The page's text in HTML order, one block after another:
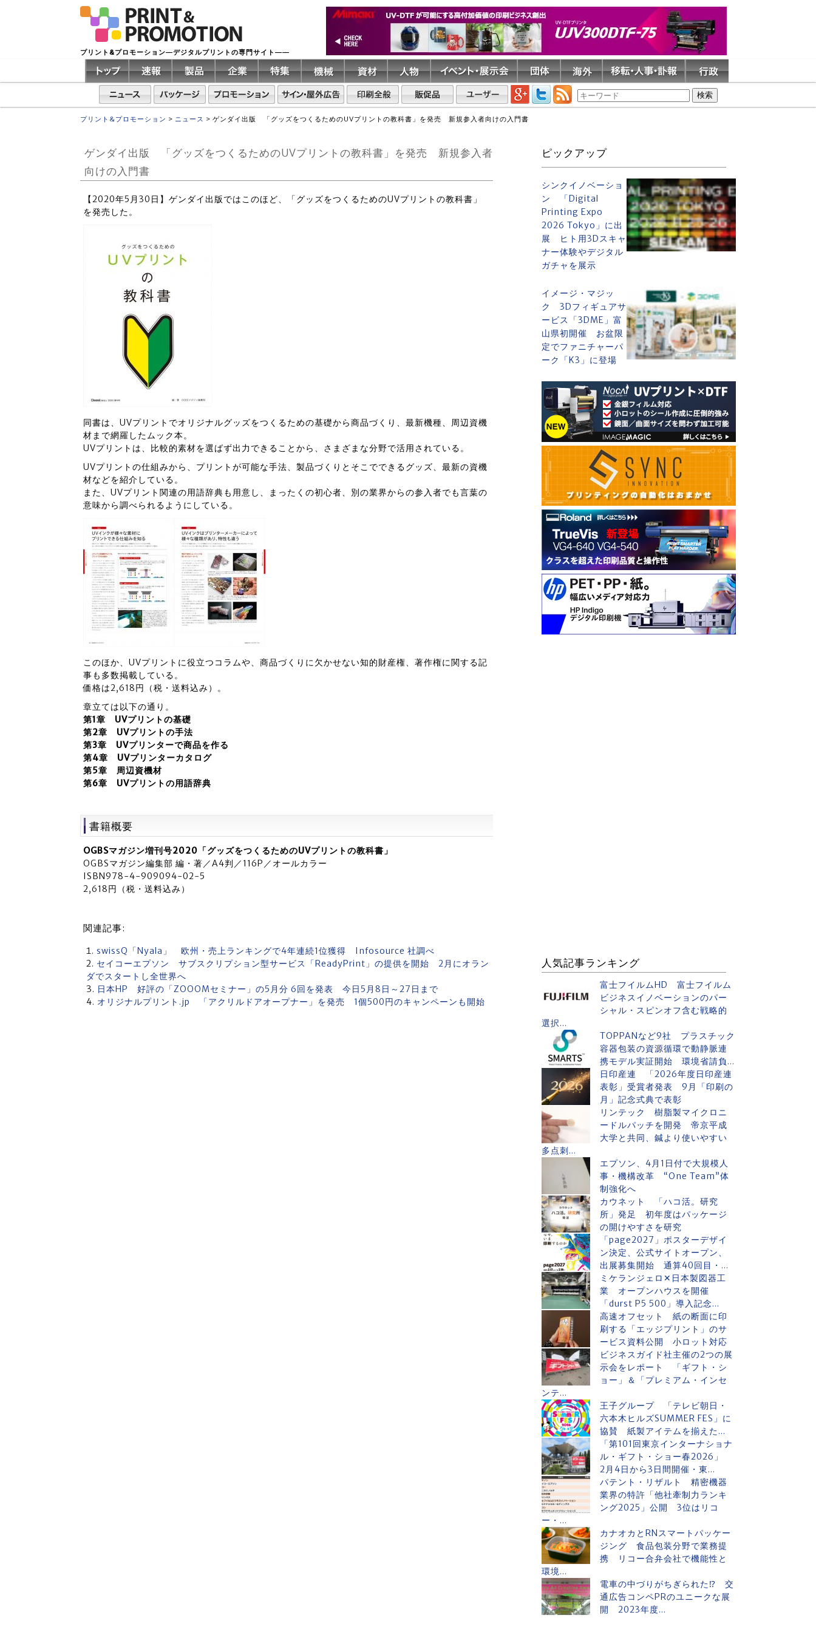
プリント&プロモーション―デジタルプリントの専門サイト――
プリント&プロモーション > ニュース > ゲンダイ出版 「グッズをつくるためのUVプリントの教科書」を発売 新規参入者向けの入門書
ゲンダイ出版 「グッズをつくるためのUVプリントの教科書」を発売 新規参入者
向けの入門書
【2020年5月30日】ゲンダイ出版ではこのほど、「グッズをつくるためのUVプリントの教科書」
を発売した。
同書は、UVプリントでオリジナルグッズをつくるための基礎から商品づくり、最新機種、周辺資機
材まで網羅したムック本。
UVプリントは、比較的素材を選ばず出力できることから、さまざまな分野で活用されている。
UVプリントの仕組みから、プリントが可能な手法、製品づくりとそこでできるグッズ、最新の資機
材などを紹介している。
また、UVプリント関連の用語辞典も用意し、まったくの初心者、別の業界からの参入者でも言葉の
意味から調べられるようにしている。
このほか、UVプリントに役立つコラムや、商品づくりに欠かせない知的財産権、著作権に関する記
事も多数掲載している。
価格は2,618円（税・送料込み）。
章立ては以下の通り。
第1章 UVプリントの基礎
第2章 UVプリントの手法
第3章 UVプリンターで商品を作る
第4章 UVプリンターカタログ
第5章 周辺資機材
第6章 UVプリントの用語辞典
書籍概要
OGBSマガジン増刊号2020「グッズをつくるためのUVプリントの教科書」
OGBSマガジン編集部 編・著／A4判／116P／オールカラー
ISBN978-4-909094-02-5
2,618円（税・送料込み）
関連記事:
swissQ「Nyala」 欧州・売上ランキングで4年連続1位獲得 Infosource 社調べ
セイコーエプソン サブスクリプション型サービス「ReadyPrint」の提供を開始 2月にオラン
ダでスタートし全世界へ
日本HP 好評の「ZOOOMセミナー」の5月分 6回を発表 今日5月8日～27日まで
オリジナルプリント.jp 「アクリルドアオープナー」を発売 1個500円のキャンペーンも開始
ピックアップ
シンクイノベーショ
ン 「Digital
Printing Expo
2026 Tokyo」に出
展 ヒト用3Dスキャ
ナー体験やデジタル
ガチャを展示
イメージ・マジッ
ク 3Dフィギュアサ
ービス「3DME」富
山県初開催 お盆限
定でファニチャーパ
ーク「K3」に登場
人気記事ランキング
富士フイルムHD 富士フイルム
ビジネスイノベーションのパー
シャル・スピンオフ含む戦略的
選択...
TOPPANなど9社 プラスチック
容器包装の資源循環で動静脈連
携モデル実証開始 環境省請負...
日印産連 「2026年度日印産連
表彰」受賞者発表 9月「印刷の
月」記念式典で表彰
リンテック 樹脂製マイクロニ
ードルパッチを開発 帝京平成
大学と共同、鍼より使いやすい
多点刺...
エプソン、4月1日付で大規模人
事・機構改革 “One Team”体
制強化へ
カウネット 「ハコ活。研究
所」発足 初年度はパッケージ
の開けやすさを研究
「page2027」ポスターデザイ
ン決定、公式サイトオープン、
出展募集開始 通算40回目・...
ミケランジェロ✕日本製図器工
業 オープンハウスを開催
「durst P5 500」導入記念...
高速オフセット 紙の断面に印
刷する「エッジプリント」のサ
ービス資料公開 小ロット対応
ビジネスガイド社主催の2つの展
示会をレポート 「ギフト・シ
ョー」＆「プレミアム・インセ
ンテ...
王子グループ 「テレビ朝日・
六本木ヒルズSUMMER FES」に
協賛 紙製アイテムを揃えた...
「第101回東京インターナショナ
ル・ギフト・ショー春2026」
2月4日から3日間開催・東...
パテント・リザルト 精密機器
業界の特許「他社牽制力ランキ
ング2025」公開 3位はリコ
ー・...
カナオカとRNスマートパッケー
ジング 食品包装分野で業務提
携 リコー合弁会社で機能性と
環境...
電車の中づりがちぎられた⁉ 交
通広告コンペPRのユニークな展
開 2023年度...